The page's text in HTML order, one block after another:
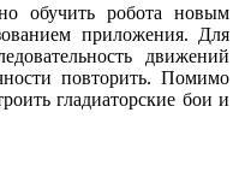
обучить робота новым
приложения. Для
движений
повторить. Помимо
гладиаторские бои и